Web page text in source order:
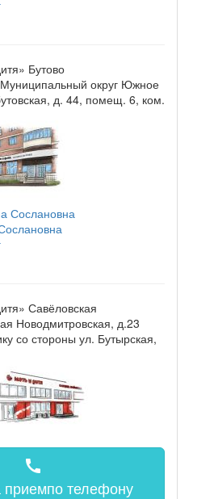
Бутово
Муниципальный округ Южное
д. 44, помещ. 6, ком.
Савёловская
Новодмитровская, д.23
со стороны ул. Бутырская,
call
приемпо телефону